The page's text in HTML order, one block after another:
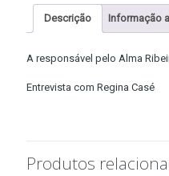
Descrição Informação
A responsável pelo Alma
Entrevista com Regina Casé
Produtos